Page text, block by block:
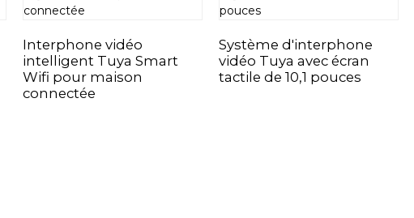
Interphone vidéo
intelligent Tuya Smart
Wifi pour maison
connectée
Système d'interphone
vidéo Tuya avec écran
tactile de 10,1 pouces